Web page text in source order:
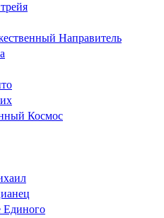
Направитель
Космос
Единого